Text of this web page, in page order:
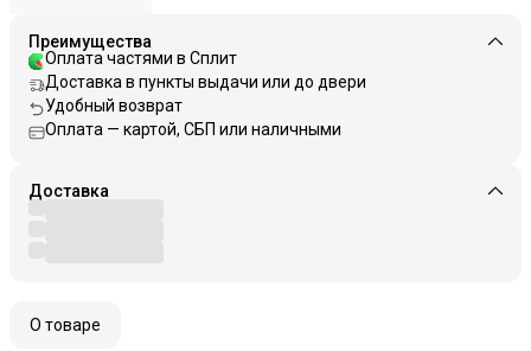
Преимущества
Оплата частями в Сплит
Доставка в пункты выдачи или до двери
Удобный возврат
Оплата — картой, СБП или наличными
Доставка
О товаре